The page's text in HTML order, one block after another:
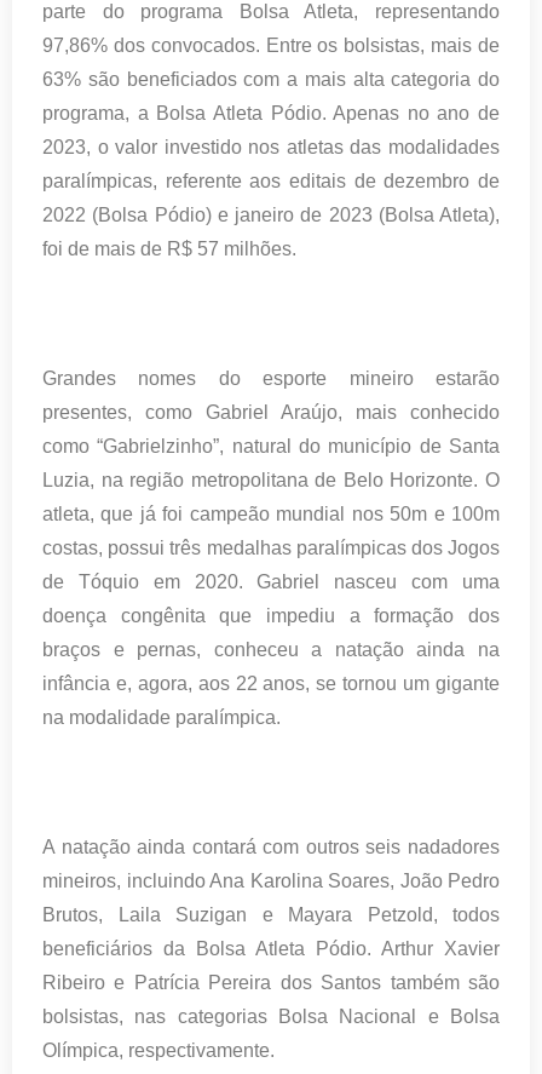
parte do programa Bolsa Atleta, representando
97,86% dos convocados. Entre os bolsistas, mais de
63% são beneficiados com a mais alta categoria do
programa, a Bolsa Atleta Pódio. Apenas no ano de
2023, o valor investido nos atletas das modalidades
paralímpicas, referente aos editais de dezembro de
2022 (Bolsa Pódio) e janeiro de 2023 (Bolsa Atleta),
foi de mais de R$ 57 milhões.
Grandes nomes do esporte mineiro estarão
presentes, como Gabriel Araújo, mais conhecido
como “Gabrielzinho”, natural do município de Santa
Luzia, na região metropolitana de Belo Horizonte. O
atleta, que já foi campeão mundial nos 50m e 100m
costas, possui três medalhas paralímpicas dos Jogos
de Tóquio em 2020. Gabriel nasceu com uma
doença congênita que impediu a formação dos
braços e pernas, conheceu a natação ainda na
infância e, agora, aos 22 anos, se tornou um gigante
na modalidade paralímpica.
A natação ainda contará com outros seis nadadores
mineiros, incluindo Ana Karolina Soares, João Pedro
Brutos, Laila Suzigan e Mayara Petzold, todos
beneficiários da Bolsa Atleta Pódio. Arthur Xavier
Ribeiro e Patrícia Pereira dos Santos também são
bolsistas, nas categorias Bolsa Nacional e Bolsa
Olímpica, respectivamente.